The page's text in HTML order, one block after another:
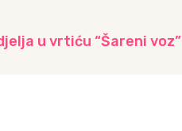
u vrtiću “Šareni voz”